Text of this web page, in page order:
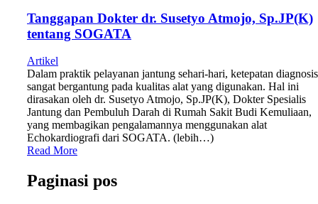
Tanggapan Dokter dr. Susetyo Atmojo, Sp.JP(K)
tentang SOGATA
Artikel
Dalam praktik pelayanan jantung sehari-hari, ketepatan diagnosis
sangat bergantung pada kualitas alat yang digunakan. Hal ini
dirasakan oleh dr. Susetyo Atmojo, Sp.JP(K), Dokter Spesialis
Jantung dan Pembuluh Darah di Rumah Sakit Budi Kemuliaan,
yang membagikan pengalamannya menggunakan alat
Echokardiografi dari SOGATA. (lebih…)
Read More
Paginasi pos